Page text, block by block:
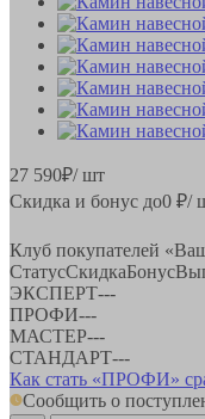
27 590₽/ шт
Скидка и бонус до0 ₽/
Клуб покупателей
СтатусСкидкаБонус
ЭКСПЕРТ---
ПРОФИ---
МАСТЕР---
СТАНДАРТ---
Как стать «ПРОФИ»
Сообщить о